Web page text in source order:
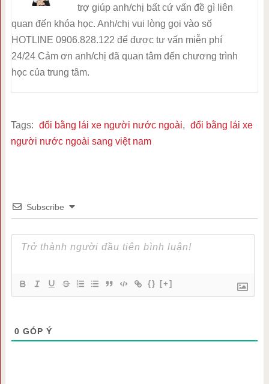
trợ giúp anh/chị bất cứ vấn đề gì liên
quan đến khóa học. Anh/chị vui lòng gọi vào số
HOTLINE 0906.828.122 để được tư vấn miễn phí
24/24 Cảm ơn anh/chị đã quan tâm đến chương trình
học của trung tâm.
Tags: đổi bằng lái xe người nước ngoài, đổi bằng lái xe
người nước ngoài sang việt nam
Subscribe
{} [+]
0 GÓP Ý